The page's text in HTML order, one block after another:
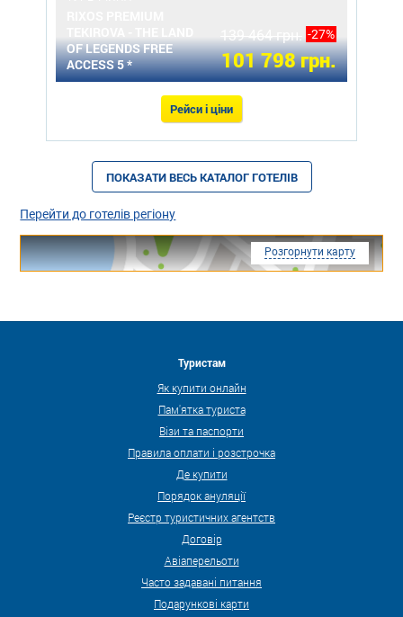
OF LEGENDS FREE
ACCESS 5 *
139 464 грн. -27%
101 798 грн.
Рейси і ціни
ПОКАЗАТИ ВЕСЬ КАТАЛОГ ГОТЕЛІВ
Перейти до готелів регіону
Розгорнути карту
Туристам
Як купити онлайн
Пам'ятка туриста
Візи та паспорти
Правила оплати і розстрочка
Де купити
Порядок ануляції
Реєстр туристичних агентств
Договір
Авіаперельоти
Часто задавані питання
Подарункові карти